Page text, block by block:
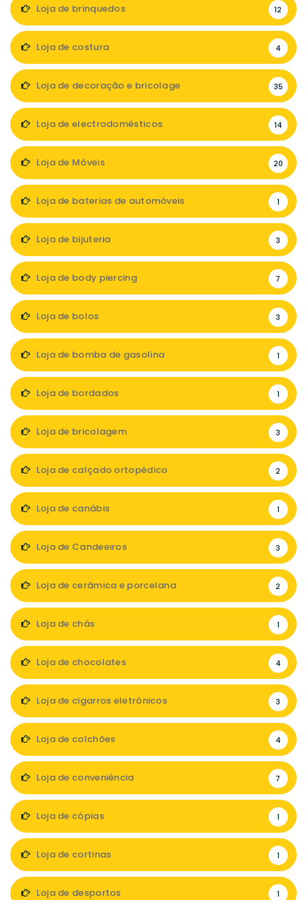
Loja de brinquedos 12
Loja de costura 4
Loja de decoração e bricolage 35
Loja de electrodomésticos 14
Loja de Móveis 20
Loja de baterias de automóveis 1
Loja de bijuteria 3
Loja de body piercing 7
Loja de bolos 3
Loja de bomba de gasolina 1
Loja de bordados 1
Loja de bricolagem 3
Loja de calçado ortopédico 2
Loja de canábis 1
Loja de Candeeiros 3
Loja de cerâmica e porcelana 2
Loja de chás 1
Loja de chocolates 4
Loja de cigarros eletrónicos 3
Loja de colchões 4
Loja de conveniência 7
Loja de cópias 1
Loja de cortinas 1
Loja de desportos 1